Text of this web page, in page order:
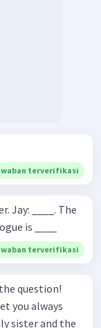
terverifikasi
is ____
terverifikasi
question!
you always